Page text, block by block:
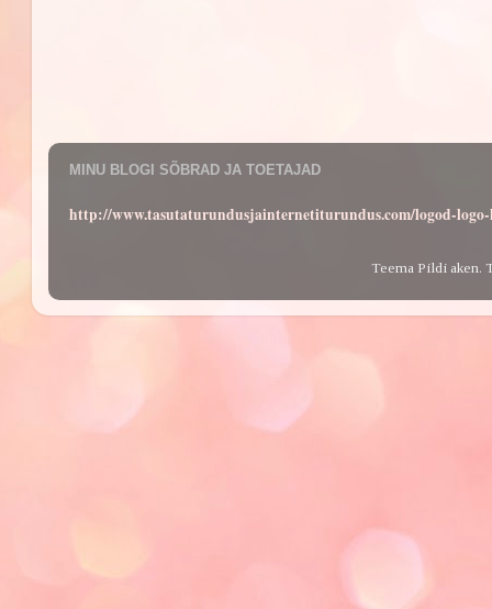
MINU BLOGI SÕBRAD JA TOETAJAD
http://www.tasutaturundusjainternetiturundus.com/logod-
Teema Pildi aken.